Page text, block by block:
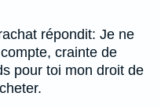
répondit: Je ne
crainte de
pour toi mon droit de